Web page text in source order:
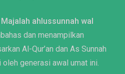
Majalah ahlussunnah wal
dan menampilkan
Al-Qur’an dan As Sunnah
generasi awal umat ini.